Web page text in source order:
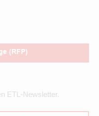
(RFP)
ETL-Newsletter.